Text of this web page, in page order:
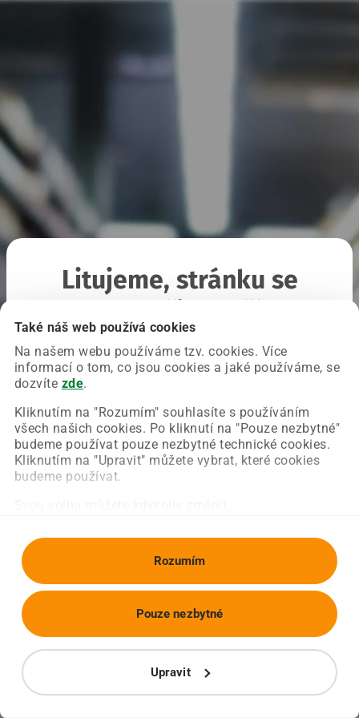
Také náš web používá cookies
Na našem webu používáme tzv. cookies. Více
informací o tom, co jsou cookies a jaké používáme, se
dozvíte zde.
Kliknutím na "Rozumím" souhlasíte s používáním
všech našich cookies. Po kliknutí na "Pouze nezbytné"
budeme používat pouze nezbytné technické cookies.
Kliknutím na "Upravit" můžete vybrat, které cookies
budeme používat.
Rozumím
Upravit
Pouze nezbytné
Litujeme, stránku se
Chyba nastala na naší straně a už ji opravujeme.
Zkuste prosím znovu načíst požadovanou stránku.
Obnovit stránku Úvodní strana